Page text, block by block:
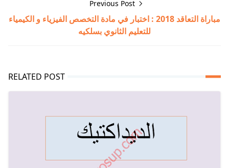
Previous Post
مباراة التعاقد 2018 : اختبار في مادة التخصص الفيزياء و الكيمياء
للتعليم الثانوي بسلكيه
RELATED POST